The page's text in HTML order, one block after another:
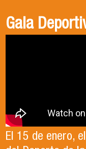
Gala
El 15 de enero,
Usach en el
En este
Candidatura